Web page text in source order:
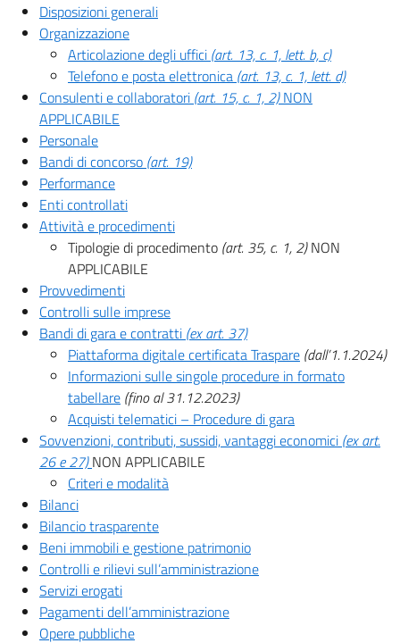
Disposizioni generali
Organizzazione
Articolazione degli uffici (art. 13, c. 1, lett. b, c)
Telefono e posta elettronica (art. 13, c. 1, lett. d)
Consulenti e collaboratori (art. 15, c. 1, 2)NON
APPLICABILE
Personale
Bandi di concorso (art. 19)
Performance
Enti controllati
Attività e procedimenti
Tipologie di procedimento (art. 35, c. 1, 2)NON
APPLICABILE
Provvedimenti
Controlli sulle imprese
Bandi di gara e contratti (ex art. 37)
Piattaforma digitale certificata Traspare (dall’1.1.2024)
Informazioni sulle singole procedure in formato
tabellare (fino al 31.12.2023)
Acquisti telematici – Procedure di gara
Sovvenzioni, contributi, sussidi, vantaggi economici (ex art.
26 e 27)NON APPLICABILE
Criteri e modalità
Bilanci
Bilancio trasparente
Beni immobili e gestione patrimonio
Controlli e rilievi sull’amministrazione
Servizi erogati
Pagamenti dell’amministrazione
Opere pubbliche